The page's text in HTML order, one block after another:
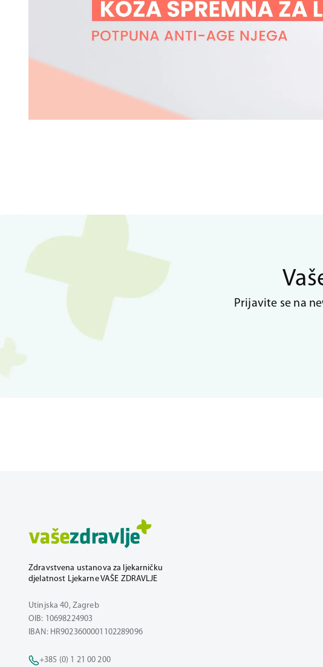
Prijavite se na
Zdravstvena ustanova za ljekarničku
djelatnost Ljekarne VAŠE ZDRAVLJE
Utinjska 40, Zagreb
OIB: 10698224903
IBAN: HR9023600001102289096
+385 (0) 1 21 00 200